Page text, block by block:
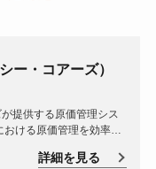
ー・コアーズ）
提供する原価管理シス
ける原価管理を効率化
ける原価管理に必要な機
詳細を見る